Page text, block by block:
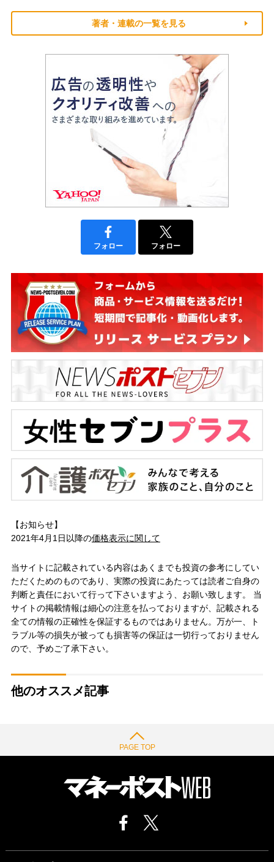
著者・連載の一覧を見る
フォロー フォロー
【お知らせ】
2021年4月1日以降の価格表示に関して
当サイトに記載されている内容はあくまでも投資の参考にしてい
ただくためのものであり、実際の投資にあたっては読者ご自身の
判断と責任において行って下さいますよう、お願い致します。 当
サイトの掲載情報は細心の注意を払っておりますが、記載される
全ての情報の正確性を保証するものではありません。万が一、ト
ラブル等の損失が被っても損害等の保証は一切行っておりません
ので、予めご了承下さい。
他のオススメ記事
PAGE TOP